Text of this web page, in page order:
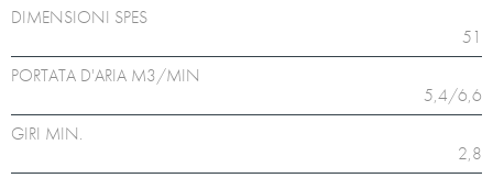
DIMENSIONI SPES
51
PORTATA D'ARIA M3/MIN
5,4/6,6
GIRI MIN.
2,8